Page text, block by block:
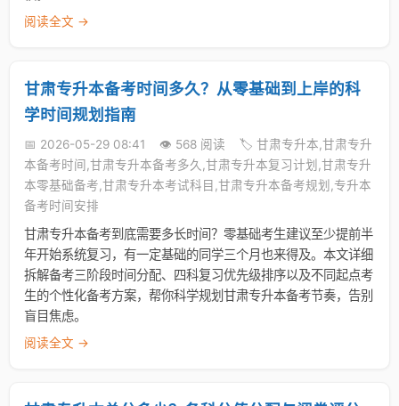
阅读全文 →
甘肃专升本备考时间多久？从零基础到上岸的科
学时间规划指南
📅 2026-05-29 08:41 👁️ 568 阅读
🏷️ 甘肃专升本,甘肃专升
本备考时间,甘肃专升本备考多久,甘肃专升本复习计划,甘肃专升
本零基础备考,甘肃专升本考试科目,甘肃专升本备考规划,专升本
备考时间安排
甘肃专升本备考到底需要多长时间？零基础考生建议至少提前半
年开始系统复习，有一定基础的同学三个月也来得及。本文详细
拆解备考三阶段时间分配、四科复习优先级排序以及不同起点考
生的个性化备考方案，帮你科学规划甘肃专升本备考节奏，告别
盲目焦虑。
阅读全文 →